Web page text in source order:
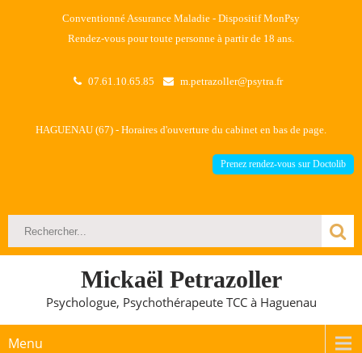
Conventionné Assurance Maladie - Dispositif MonPsy
Rendez-vous pour toute personne à partir de 18 ans.
07.61.10.65.85 m.petrazoller@psytra.fr
HAGUENAU (67) - Horaires d'ouverture du cabinet en bas de page.
Prenez rendez-vous sur Doctolib
Mickaël Petrazoller
Psychologue, Psychothérapeute TCC à Haguenau
Menu